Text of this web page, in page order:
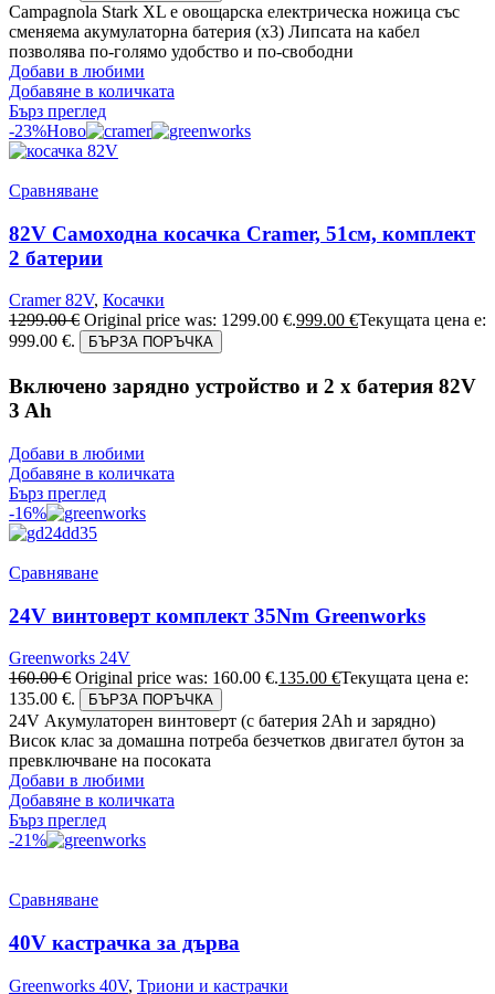
Campagnola Stark XL е овощарска електрическа ножица със
сменяема акумулаторна батерия (х3) Липсата на кабел
позволява по-голямо удобство и по-свободни
Добави в любими
Добавяне в количката
Бърз преглед
-23%Ново
Сравняване
82V Самоходна косачка Cramer, 51см, комплект
2 батерии
Cramer 82V, Косачки
1299.00€ Original price was: 1299.00 €.999.00 €Текущата цена е:
999.00 €.
БЪРЗА ПОРЪЧКА
Включено зарядно устройство и 2 x батерия 82V
3 Ah
Добави в любими
Добавяне в количката
Бърз преглед
-16%
Сравняване
24V винтоверт комплект 35Nm Greenworks
Greenworks 24V
160.00€ Original price was: 160.00 €.135.00 €Текущата цена е:
135.00 €.
БЪРЗА ПОРЪЧКА
24V Акумулаторен винтоверт (с батерия 2Аh и зарядно)
Висок клас за домашна потреба безчетков двигател бутон за
превключване на посоката
Добави в любими
Добавяне в количката
Бърз преглед
-21%
Сравняване
40V кастрачка за дърва
Greenworks 40V, Триони и кастрачки